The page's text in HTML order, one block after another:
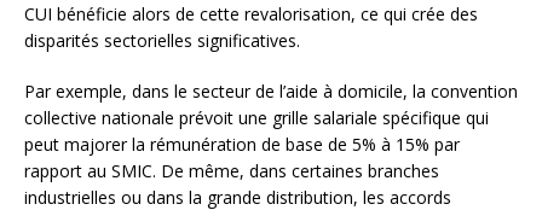
CUI bénéficie alors de cette revalorisation, ce qui crée des
disparités sectorielles significatives.
Par exemple, dans le secteur de l’aide à domicile, la convention
collective nationale prévoit une grille salariale spécifique qui
peut majorer la rémunération de base de 5% à 15% par
rapport au SMIC. De même, dans certaines branches
industrielles ou dans la grande distribution, les accords